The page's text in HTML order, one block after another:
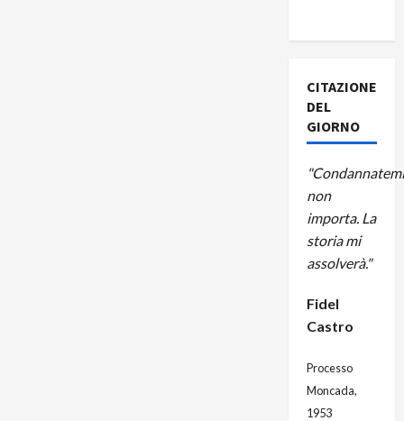
CITAZIONE
DEL
GIORNO
non
importa. La
storia mi
assolverà."
Fidel
Castro
Processo
Moncada,
1953